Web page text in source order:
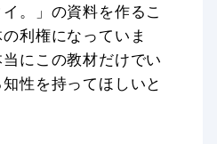
。」の資料を作るこ
利権になっていま
にこの教材だけでい
性を持ってほしいと